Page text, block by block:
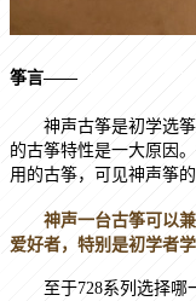
筝言——
神声古筝是初学选
的古筝特性是一大原因
用的古筝，可见神声筝
神声一台古筝可以
爱好者，特别是初学者
至于728系列选择哪